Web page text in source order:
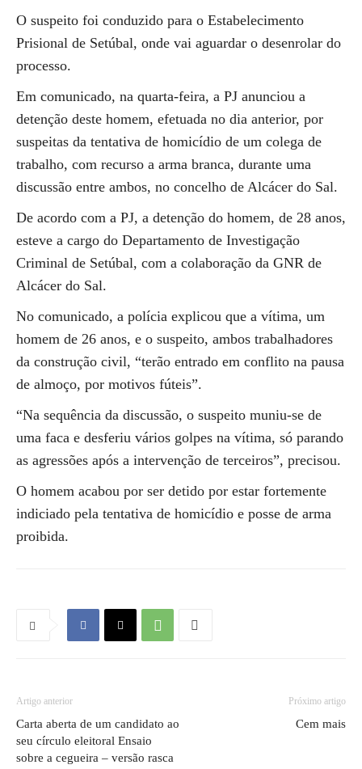
O suspeito foi conduzido para o Estabelecimento
Prisional de Setúbal, onde vai aguardar o desenrolar do
processo.
Em comunicado, na quarta-feira, a PJ anunciou a
detenção deste homem, efetuada no dia anterior, por
suspeitas da tentativa de homicídio de um colega de
trabalho, com recurso a arma branca, durante uma
discussão entre ambos, no concelho de Alcácer do Sal.
De acordo com a PJ, a detenção do homem, de 28 anos,
esteve a cargo do Departamento de Investigação
Criminal de Setúbal, com a colaboração da GNR de
Alcácer do Sal.
No comunicado, a polícia explicou que a vítima, um
homem de 26 anos, e o suspeito, ambos trabalhadores
da construção civil, “terão entrado em conflito na pausa
de almoço, por motivos fúteis”.
“Na sequência da discussão, o suspeito muniu-se de
uma faca e desferiu vários golpes na vítima, só parando
as agressões após a intervenção de terceiros”, precisou.
O homem acabou por ser detido por estar fortemente
indiciado pela tentativa de homicídio e posse de arma
proibida.
Artigo anterior
Carta aberta de um candidato ao
seu círculo eleitoral Ensaio
sobre a cegueira – versão rasca
Próximo artigo
Cem mais